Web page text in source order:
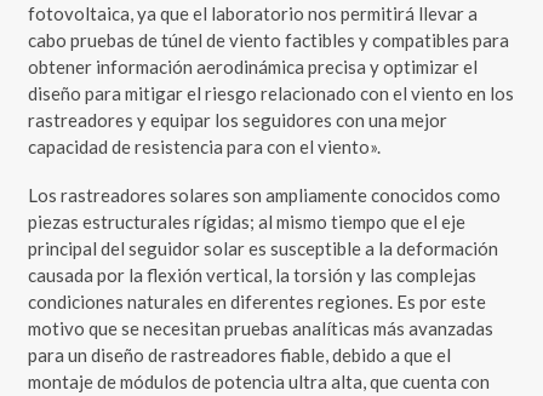
fotovoltaica, ya que el laboratorio nos permitirá llevar a
cabo pruebas de túnel de viento factibles y compatibles para
obtener información aerodinámica precisa y optimizar el
diseño para mitigar el riesgo relacionado con el viento en los
rastreadores y equipar los seguidores con una mejor
capacidad de resistencia para con el viento».
Los rastreadores solares son ampliamente conocidos como
piezas estructurales rígidas; al mismo tiempo que el eje
principal del seguidor solar es susceptible a la deformación
causada por la flexión vertical, la torsión y las complejas
condiciones naturales en diferentes regiones. Es por este
motivo que se necesitan pruebas analíticas más avanzadas
para un diseño de rastreadores fiable, debido a que el
montaje de módulos de potencia ultra alta, que cuenta con